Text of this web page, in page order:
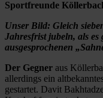
Sportfreunde
Unser Bild: Gleich
Jahresfrist jubeln, als es
ausgesprochenen
Der Gegner aus
allerdings ein
gestartet. Davit